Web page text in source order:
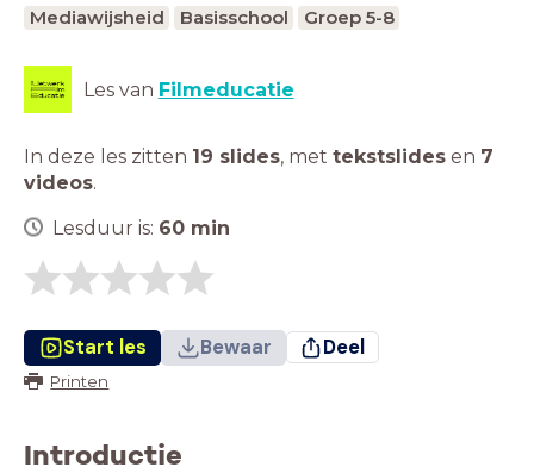
Mediawijsheid Basisschool Groep 5-8
Les van Filmeducatie
In deze les zitten 19 slides, met tekstslides en 7
videos.
Lesduur is: 60 min
Start les Bewaar Deel
Printen
Introductie